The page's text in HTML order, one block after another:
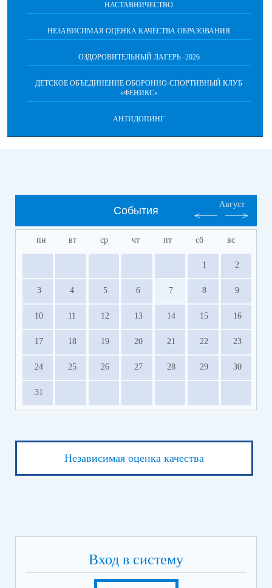
НАСТАВНИЧЕСТВО
НЕЗАВИСИМАЯ ОЦЕНКА КАЧЕСТВА ОБРАЗОВАНИЯ
ОЗДОРОВИТЕЛЬНЫЙ ЛАГЕРЬ -2026
ДЕТСКОЕ ОБЪЕДИНЕНИЕ ОБОРОННО-СПОРТИВНЫЙ КЛУБ
«ФЕНИКС»
АНТИДОПИНГ
События
Август
пн вт ср чт пт сб вс
1 2
3 4 5 6 7 8 9
10 11 12 13 14 15 16
17 18 19 20 21 22 23
24 25 26 27 28 29 30
31
Независимая оценка качества
Вход в систему